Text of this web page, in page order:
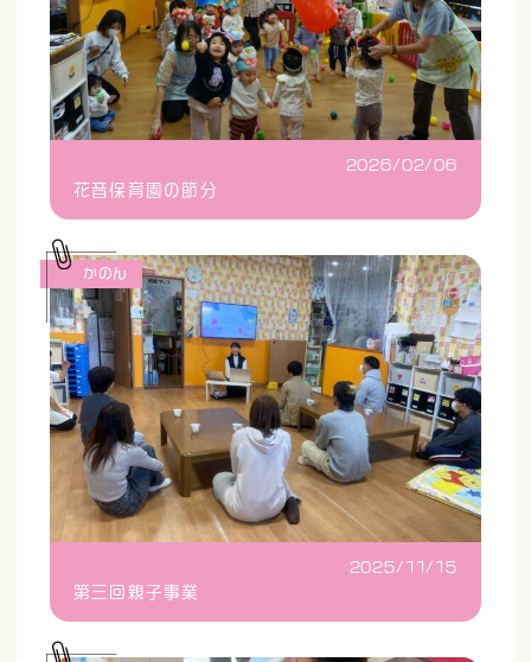
2026/02/06
花音保育園の節分
2025/11/15
第三回親子事業
かのん